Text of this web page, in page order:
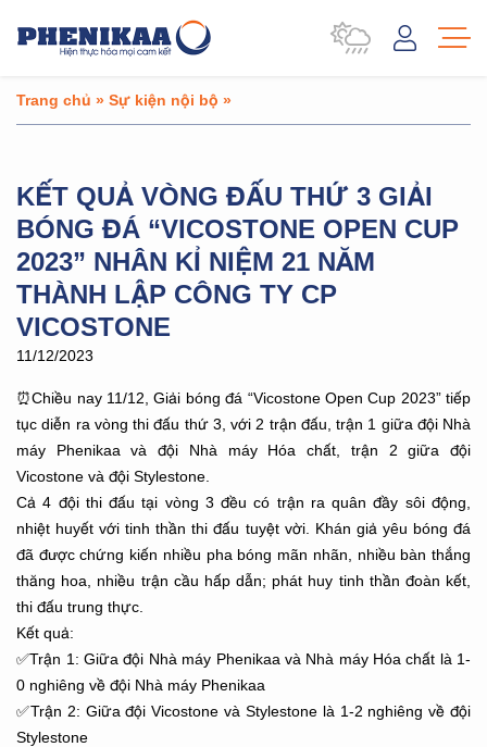
Trang chủ » Sự kiện nội bộ »
KẾT QUẢ VÒNG ĐẤU THỨ 3 GIẢI
BÓNG ĐÁ “VICOSTONE OPEN CUP
2023” NHÂN KỈ NIỆM 21 NĂM
THÀNH LẬP CÔNG TY CP
VICOSTONE
11/12/2023
⏰Chiều nay 11/12, Giải bóng đá “Vicostone Open Cup 2023” tiếp
tục diễn ra vòng thi đấu thứ 3, với 2 trận đấu, trận 1 giữa đội Nhà
máy Phenikaa và đội Nhà máy Hóa chất, trận 2 giữa đội
Vicostone và đội Stylestone.
Cả 4 đội thi đấu tại vòng 3 đều có trận ra quân đầy sôi động,
nhiệt huyết với tinh thần thi đấu tuyệt vời. Khán giả yêu bóng đá
đã được chứng kiến nhiều pha bóng mãn nhãn, nhiều bàn thắng
thăng hoa, nhiều trận cầu hấp dẫn; phát huy tinh thần đoàn kết,
thi đấu trung thực.
Kết quả:
✅Trận 1: Giữa đội Nhà máy Phenikaa và Nhà máy Hóa chất là 1-
0 nghiêng về đội Nhà máy Phenikaa
✅Trận 2: Giữa đội Vicostone và Stylestone là 1-2 nghiêng về đội
Stylestone